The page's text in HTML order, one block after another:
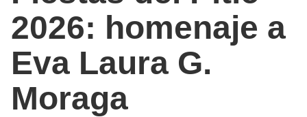
2026: homenaje a
Eva Laura G.
Moraga